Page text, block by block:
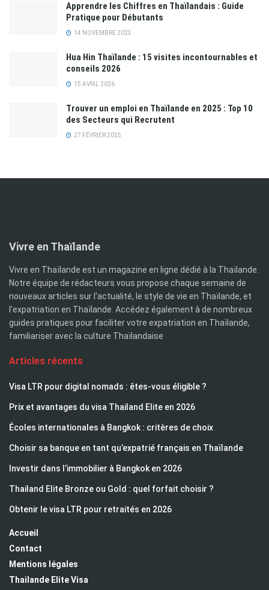
Apprendre les Chiffres en Thaïlandais : Guide
Pratique pour Débutants
14 NOVEMBRE 2023
Hua Hin Thaïlande : 15 visites incontournables et
conseils 2026
15 AVRIL 2026
Trouver un emploi en Thaïlande en 2025 : Top 10
des Secteurs qui Recrutent
27 FÉVRIER 2025
Vivre en Thaïlande
Vivre en Thaïlande est un magazine en ligne dédié à la Thaïlande.
Notre équipe de rédacteurs vous propose chaque semaine de
nouveaux articles sur l'actualité, le style de vie en Thaïlande, et
l'expatriation en Thaïlande. Accédez également à de nombreux
guides pratiques pour faciliter votre expatriation en Thaïlande,
familiariser avec la culture Thaïlandaise
Articles récents
Visa LTR pour digital nomads : êtes-vous éligible ?
Prix et avantages du visa Thailand Elite en 2026
Écoles internationales à Bangkok : critères de choix
Choisir sa banque en tant qu’expatrié français en Thaïlande
Investir dans l’immobilier à Bangkok en 2026
Thailand Elite Bronze ou Gold : quel forfait choisir ?
Obtenir le visa LTR pour retraités en 2026
Accueil
Contact
Mentions légales
Thailande Elite Visa